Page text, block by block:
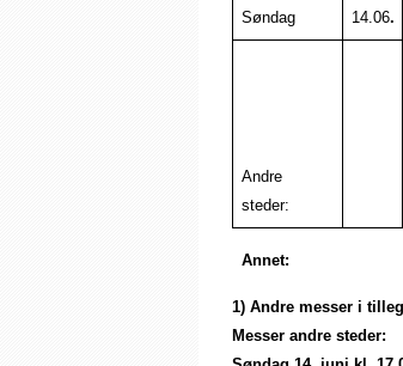
Søndag 14.06.
Andre
steder:
Annet:
1) Andre messer i
Messer andre steder: